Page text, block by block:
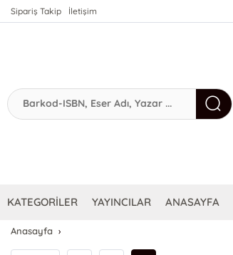
Sipariş Takip İletişim
KATEGORİLER YAYINCILAR ANASAYFA
Anasayfa